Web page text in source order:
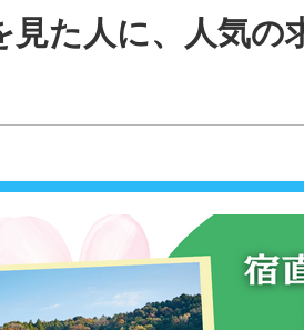
了者・実務者研修修了者
フト制
00～16：00
見た人に、人気の